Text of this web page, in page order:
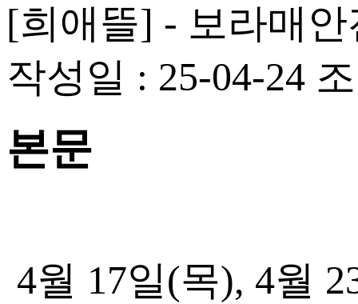
[희애뜰] - 보라매
작성일 : 25-04-24
본문
4월 17일(목), 4월